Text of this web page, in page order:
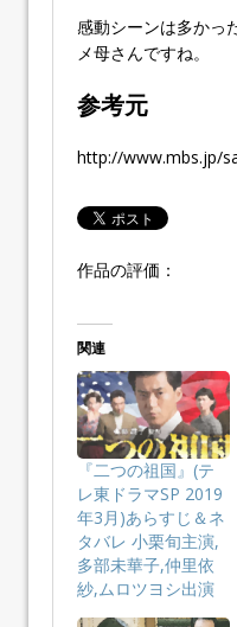
感動シーンは多かっ
メ母さんですね。
参考元
http://www.mbs.jp/
作品の評価：
関連
『二つの祖国』(テ
レ東ドラマSP 2019
年3月)あらすじ＆ネ
タバレ 小栗旬主演,
多部未華子,仲里依
紗,ムロツヨシ出演